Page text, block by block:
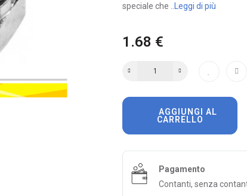
speciale che .. Leggi di più
1.68 €
CARRELLO
Pagamento
Contanti, senza